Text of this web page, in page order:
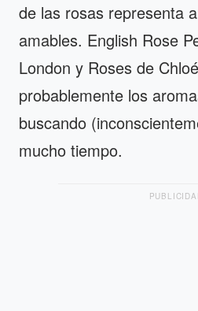
de las rosas representa
amables. English Rose
London y Roses de
probablemente los
buscando
mucho tiempo.